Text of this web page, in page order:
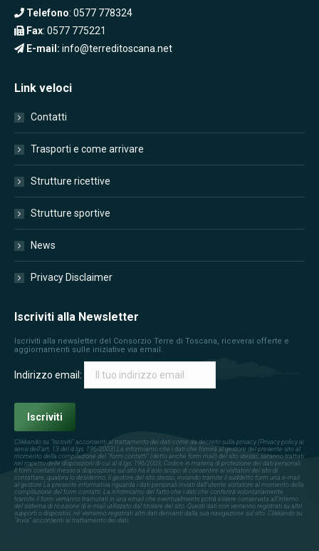
Telefono: 0577 778324
Fax: 0577 775221
E-mail: info@terreditoscana.net
Link veloci
Contatti
Trasporti e come arrivare
Strutture ricettive
Strutture sportive
News
Privacy Disclaimer
Iscriviti alla Newsletter
Iscriviti alla newsletter del Consorzio Terre di Toscana, riceverai offerte e
aggiornamenti sulle iniziative via email.
Indirizzo email:
Clikkando su "Iscriviti" acconsenti al trattamento dei dati come da decreto sulla privacy (Privacy policy ai
sensi dell’art. 13 del d.lgs. 196/2003) La informiamo che i dati che fornirà al gestore del presente sito al
momento della compilazione del "form contatti" (detto anche form mail) del sito stesso, saranno trattati
nel rispetto delle disposizioni di cui al d.lgs. 196/2003, Codice in materia di protezione dei dati personali.
Il form contatti messo a disposizione sul sito ha il solo scopo di consentire ai visitatori del sito di
contattare, qualora lo desiderino, il gestore del sito stesso, inviando tramite il suddetto form una e-mail
al gestore La presente informativa riguarda i dati personali inviati dall’utente visitatore al momento della
compilazione del form contatti. La informiamo del fatto che i dati che conferirà volontariamente
tramite il form verranno tramutati in una email che eventualmente potrà essere conservata all’interno
del sistema di ricezione di e-mail utilizzato dal titolare del sito. Questi dati non verranno registrati su altri
supporti o dispositivi, né verranno registrati altri dati derivanti dalla sua navigazione sul sito. Clikkando su
"Invia" acconsenti al trattamento dei dati.